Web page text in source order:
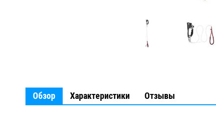
Обзор Характеристики Отзывы